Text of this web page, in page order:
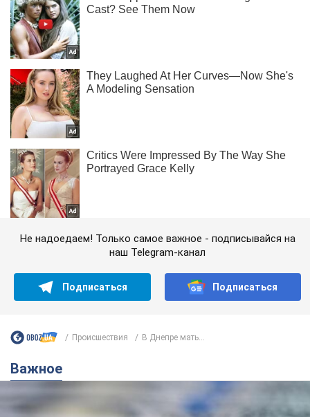
Не надоедаем! Только самое важное - подписывайся на
наш Telegram-канал
Подписаться Подписаться
Происшествия В Днепре мать...
Важное